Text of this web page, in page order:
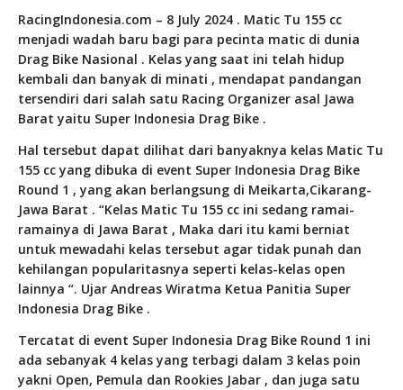
RacingIndonesia.com – 8 July 2024 . Matic Tu 155 cc
menjadi wadah baru bagi para pecinta matic di dunia
Drag Bike Nasional . Kelas yang saat ini telah hidup
kembali dan banyak di minati , mendapat pandangan
tersendiri dari salah satu Racing Organizer asal Jawa
Barat yaitu Super Indonesia Drag Bike .
Hal tersebut dapat dilihat dari banyaknya kelas Matic Tu
155 cc yang dibuka di event Super Indonesia Drag Bike
Round 1 , yang akan berlangsung di Meikarta,Cikarang-
Jawa Barat . “Kelas Matic Tu 155 cc ini sedang ramai-
ramainya di Jawa Barat , Maka dari itu kami berniat
untuk mewadahi kelas tersebut agar tidak punah dan
kehilangan popularitasnya seperti kelas-kelas open
lainnya “. Ujar Andreas Wiratma Ketua Panitia Super
Indonesia Drag Bike .
Tercatat di event Super Indonesia Drag Bike Round 1 ini
ada sebanyak 4 kelas yang terbagi dalam 3 kelas poin
yakni Open, Pemula dan Rookies Jabar , dan juga satu